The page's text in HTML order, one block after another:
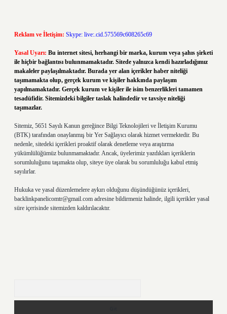
Reklam ve İletişim: Skype: live:.cid.575569c608265c69
Yasal Uyarı: Bu internet sitesi, herhangi bir marka, kurum veya şahıs şirketi
ile hiçbir bağlantısı bulunmamaktadır. Sitede yalnızca kendi hazırladığımız
makaleler paylaşılmaktadır. Burada yer alan içerikler haber niteliği
taşımamakta olup, gerçek kurum ve kişiler hakkında paylaşım
yapılmamaktadır. Gerçek kurum ve kişiler ile isim benzerlikleri tamamen
tesadüfidir. Sitemizdeki bilgiler taslak halindedir ve tavsiye niteliği
taşımazlar.
Sitemiz, 5651 Sayılı Kanun gereğince Bilgi Teknolojileri ve İletişim Kurumu
(BTK) tarafından onaylanmış bir Yer Sağlayıcı olarak hizmet vermektedir. Bu
nedenle, sitedeki içerikleri proaktif olarak denetleme veya araştırma
yükümlülüğümüz bulunmamaktadır. Ancak, üyelerimiz yazdıkları içeriklerin
sorumluluğunu taşımakta olup, siteye üye olarak bu sorumluluğu kabul etmiş
sayılırlar.
Hukuka ve yasal düzenlemelere aykırı olduğunu düşündüğünüz içerikleri,
backlinkpanelicomtr@gmail.com adresine bildirmeniz halinde, ilgili içerikler yasal
süre içerisinde sitemizden kaldırılacaktır.